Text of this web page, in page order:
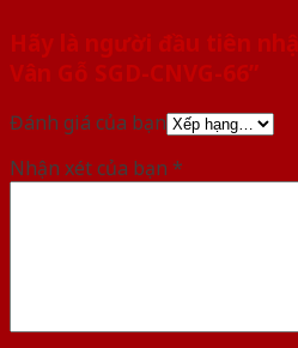
Hãy là người đầu tiên
Vân Gỗ SGD-CNVG-66”
Đánh giá của bạn
Nhận xét của bạn *